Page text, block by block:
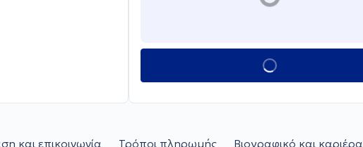
και επικοινωνία Τρόποι πληρωμής Βιογραφικό και καριέρα